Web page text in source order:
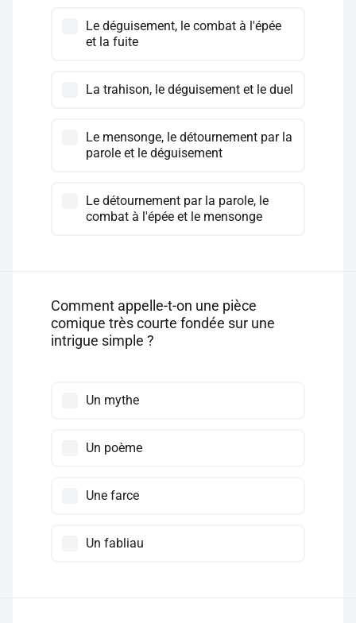
Le déguisement, le combat à l'épée
et la fuite
La trahison, le déguisement et le duel
Le mensonge, le détournement par la
parole et le déguisement
Le détournement par la parole, le
combat à l'épée et le mensonge
Comment appelle-t-on une pièce
comique très courte fondée sur une
intrigue simple ?
Un mythe
Un poème
Une farce
Un fabliau